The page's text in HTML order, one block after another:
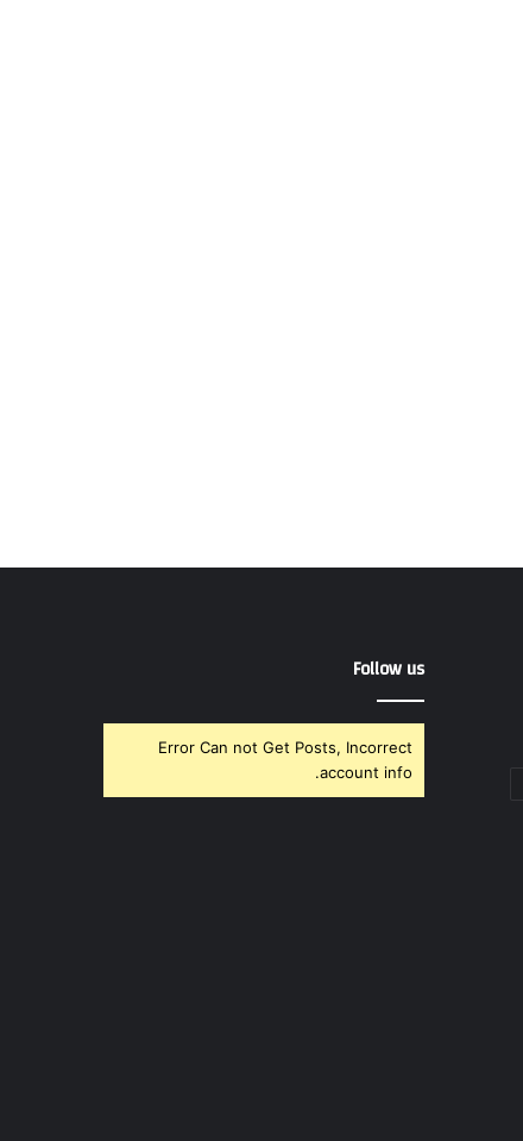
Follow us
Error Can not Get Posts, Incorrect
account info.